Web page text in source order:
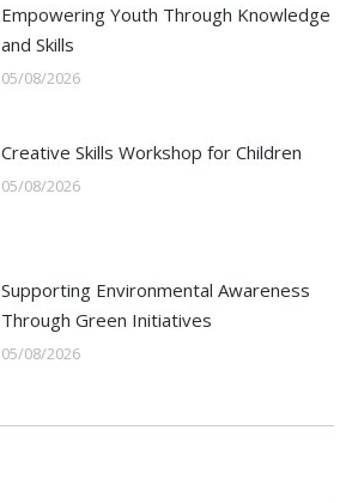
Empowering Youth Through Knowledge
and Skills
05/08/2026
Creative Skills Workshop for Children
05/08/2026
Supporting Environmental Awareness
Through Green Initiatives
05/08/2026